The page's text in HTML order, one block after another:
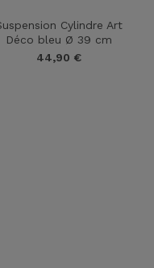
Cylindre Art
Déco bleu Ø 39 cm
44,90 €